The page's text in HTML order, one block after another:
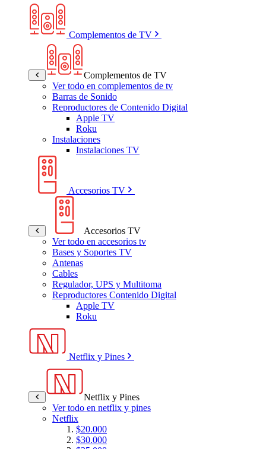
Complementos de TV
Complementos de TV
Ver todo en complementos de tv
Barras de Sonido
Reproductores de Contenido Digital
Apple TV
Roku
Instalaciones
Instalaciones TV
Accesorios TV
Accesorios TV
Ver todo en accesorios tv
Bases y Soportes TV
Antenas
Cables
Regulador, UPS y Multitoma
Reproductores Contenido Digital
Apple TV
Roku
Netflix y Pines
Netflix y Pines
Ver todo en netflix y pines
Netflix
$20.000
$30.000